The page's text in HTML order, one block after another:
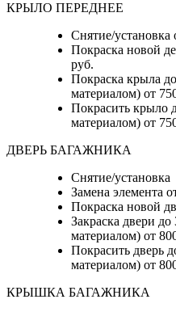
КРЫЛО ПЕРЕДНЕЕ
Снятие/установка
Покраска новой
руб.
Покраска крыла
материалом) от
Покрасить крыло
материалом) от
ДВЕРЬ БАГАЖНИКА
Снятие/установка
Замена элемента
Покраска новой
Закраска двери
материалом) от
Покрасить дверь
материалом) от
КРЫШКА БАГАЖНИКА